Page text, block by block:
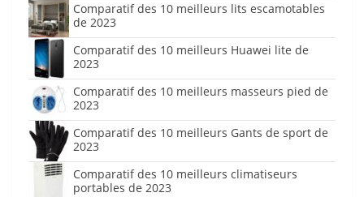
Comparatif des 10 meilleurs lits escamotables
de 2023
Comparatif des 10 meilleurs Huawei lite de
2023
Comparatif des 10 meilleurs masseurs pied de
2023
Comparatif des 10 meilleurs Gants de sport de
2023
Comparatif des 10 meilleurs climatiseurs
portables de 2023